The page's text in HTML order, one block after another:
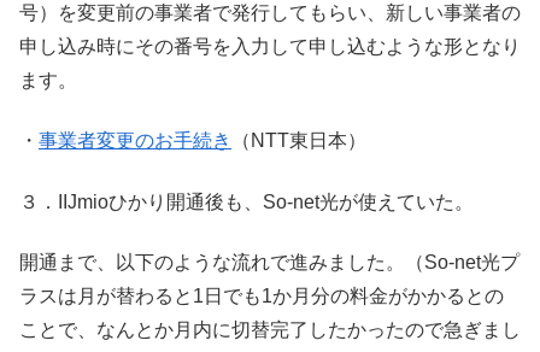
号）を変更前の事業者で発行してもらい、新しい事業者の
申し込み時にその番号を入力して申し込むような形となり
ます。
・ 事業者変更のお手続き （NTT東日本）
３．IIJmioひかり開通後も、So-net光が使えていた。
開通まで、以下のような流れで進みました。（So-net光プ
ラスは月が替わると1日でも1か月分の料金がかかるとの
ことで、なんとか月内に切替完了したかったので急ぎまし